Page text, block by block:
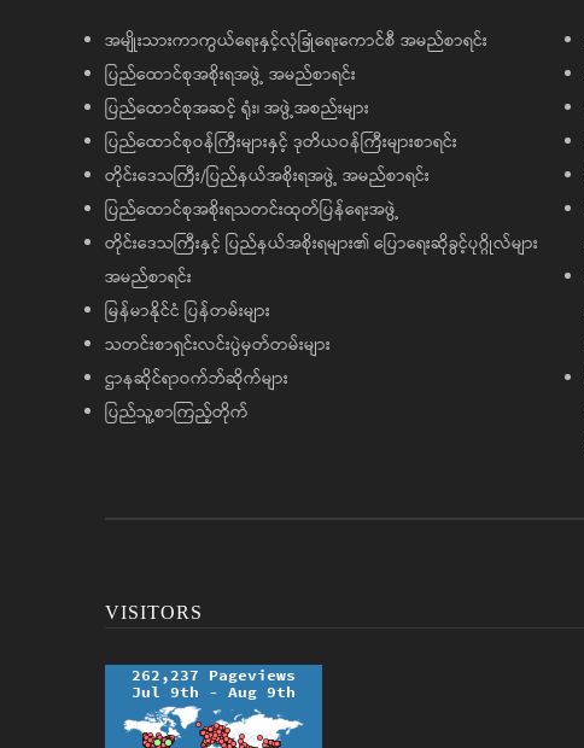
အမျိုးသားကာကွယ်ရေးနှင့်လုံခြုံရေးကောင်စီ အမည်စာရင်း
ပြည်ထောင်စုအစိုးရအဖွဲ့ အမည်စာရင်း
ပြည်ထောင်စုအဆင့် ရုံး၊ အဖွဲ့အစည်းများ
ပြည်ထောင်စုဝန်ကြီးများနှင့် ဒုတိယဝန်ကြီးများစာရင်း
တိုင်းဒေသကြီး/ပြည်နယ်အစိုးရအဖွဲ့ အမည်စာရင်း
ပြည်ထောင်စုအစိုးရသတင်းထုတ်ပြန်ရေးအဖွဲ့
တိုင်းဒေသကြီးနှင့် ပြည်နယ်အစိုးရများ၏ ပြောရေးဆိုခွင့်ပုဂ္ဂိုလ်များ
အမည်စာရင်း
မြန်မာနိုင်ငံ ပြန်တမ်းများ
သတင်းစာရှင်းလင်းပွဲမှတ်တမ်းများ
ဌာနဆိုင်ရာဝက်ဘ်ဆိုက်များ
ပြည်သူ့စာကြည့်တိုက်
VISITORS